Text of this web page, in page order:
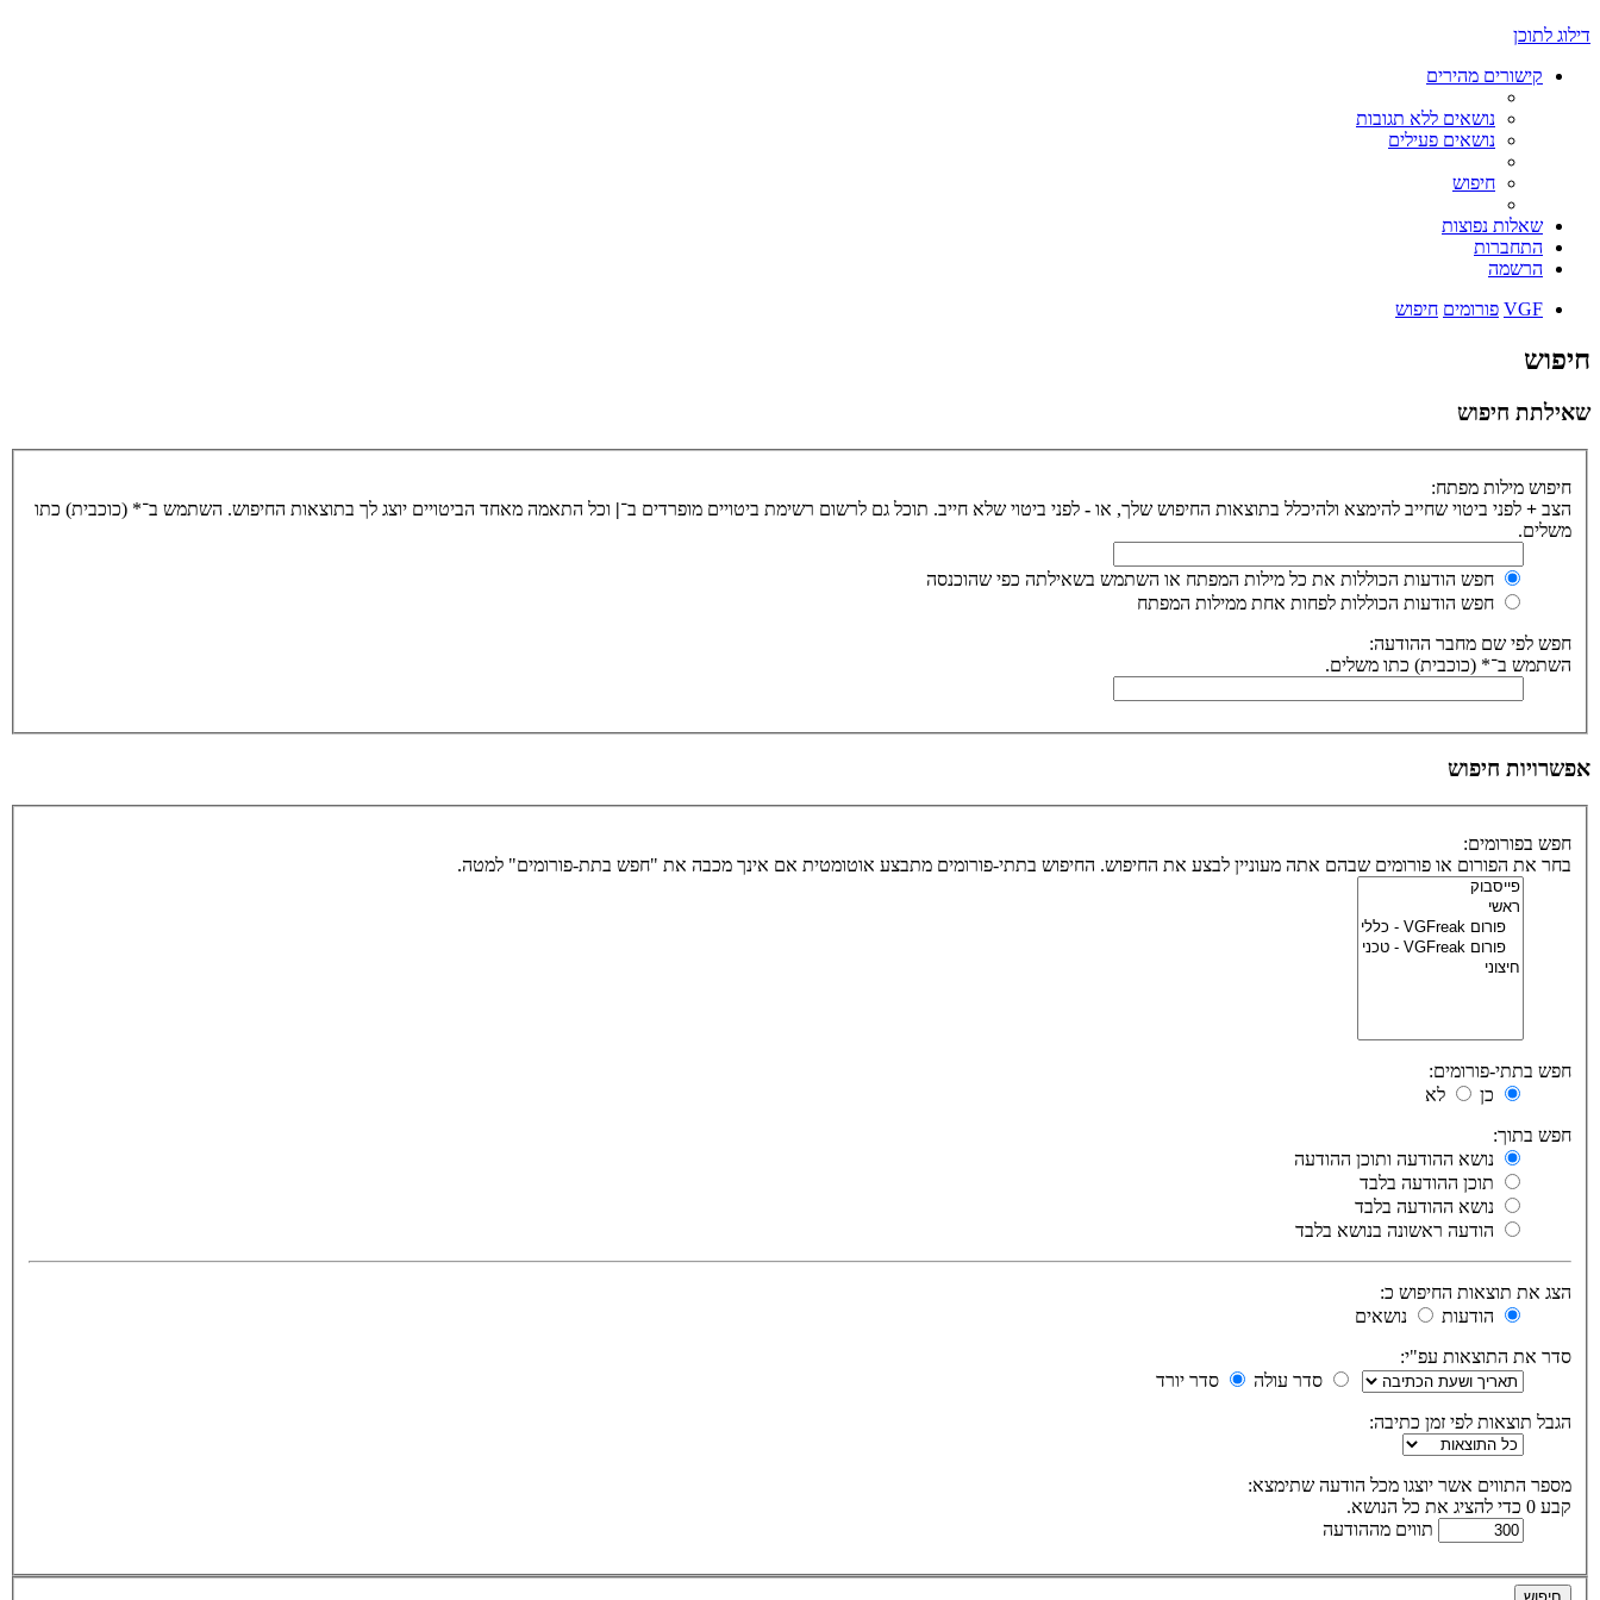
דילוג לתוכן
קישורים מהירים
נושאים ללא תגובות
נושאים פעילים
חיפוש
שאלות נפוצות
התחברות
הרשמה
VGF פורומים חיפוש
חיפוש
שאילתת חיפוש
חיפוש מילות מפתח:
הצב + לפני ביטוי שחייב להימצא ולהיכלל בתוצאות החיפוש שלך, או - לפני ביטוי שלא חייב. תוכל גם לרשום רשימת ביטויים מופרדים ב־| וכל התאמה מאחד הביטויים יוצג לך בתוצאות החיפוש. השתמש ב־* (כוכבית) כתו
משלים.
חפש הודעות הכוללות את כל מילות המפתח או השתמש בשאילתה כפי שהוכנסה
חפש הודעות הכוללות לפחות אחת ממילות המפתח
חפש לפי שם מחבר ההודעה:
השתמש ב־* (כוכבית) כתו משלים.
אפשרויות חיפוש
חפש בפורומים:
בחר את הפורום או פורומים שבהם אתה מעוניין לבצע את החיפוש. החיפוש בתתי-פורומים מתבצע אוטומטית אם אינך מכבה את "חפש בתת-פורומים" למטה.
חפש בתתי-פורומים:
כן
לא
חפש בתוך:
נושא ההודעה ותוכן ההודעה
תוכן ההודעה בלבד
נושא ההודעה בלבד
הודעה ראשונה בנושא בלבד
הצג את תוצאות החיפוש כ:
הודעות
נושאים
סדר את התוצאות עפ"י:
סדר עולה
סדר יורד
הגבל תוצאות לפי זמן כתיבה:
מספר התווים אשר יוצגו מכל הודעה שתימצא:
קבע 0 כדי להציג את כל הנושא.
תווים מההודעה